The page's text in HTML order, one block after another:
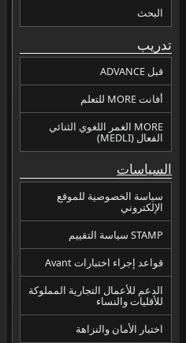
البحث
تدريب
قبل ADVANCE
أفانت MORE للتعلم
MORE الغمر اللغوي الثنائي
الفعال (MEDLI)
السياسات
سياسة الخصوصية للموقع
الإلكتروني
STAMP سياسة التقييم
قواعد إجراء اختبارات Avant
الدعم للأعمال التجارية المملوكة
للأقليات والنساء
اختبار الأمان والنزاهة